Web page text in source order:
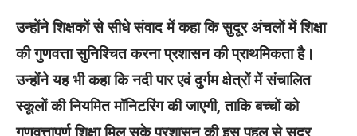
उन्होंने शिक्षकों से सीधे संवाद में कहा कि सुदूर अंचलों में शिक्षा
की गुणवत्ता सुनिश्चित करना प्रशासन की प्राथमिकता है।
उन्होंने यह भी कहा कि नदी पार एवं दुर्गम क्षेत्रों में संचालित
स्कूलों की नियमित मॉनिटरिंग की जाएगी, ताकि बच्चों को
गुणवत्तापूर्ण शिक्षा मिल सके प्रशासन की इस पहल से सुदूर